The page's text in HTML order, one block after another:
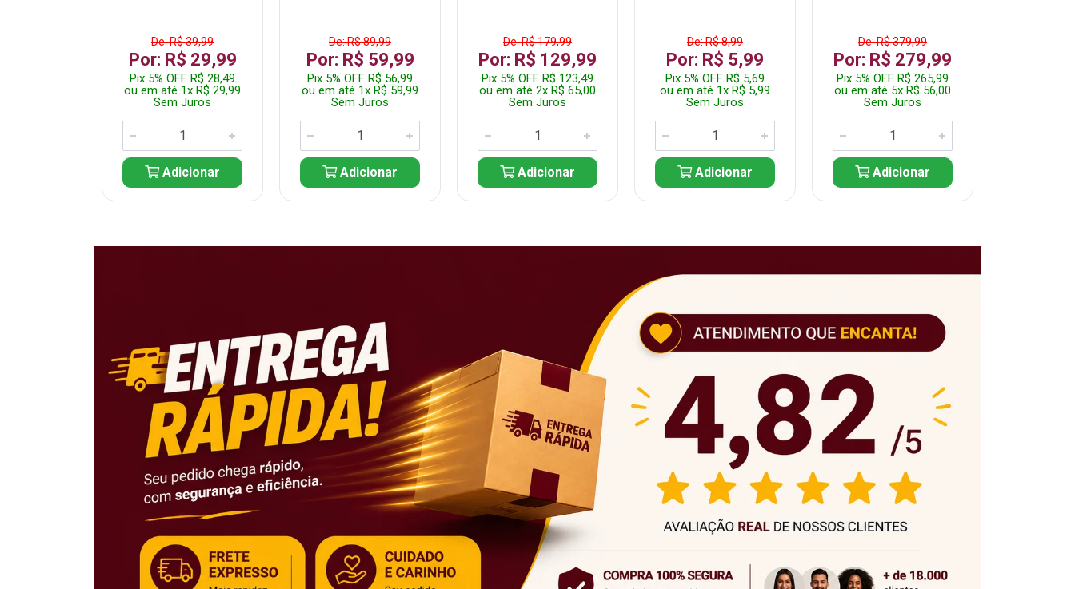
De: R$ 39,99
Por: R$ 29,99
Pix 5% OFF R$ 28,49
ou em até 1x R$ 29,99
Sem Juros
Adicionar
De: R$ 89,99
Por: R$ 59,99
Pix 5% OFF R$ 56,99
ou em até 1x R$ 59,99
Sem Juros
Adicionar
De: R$ 179,99
Por: R$ 129,99
Pix 5% OFF R$ 123,49
ou em até 2x R$ 65,00
Sem Juros
Adicionar
De: R$ 8,99
Por: R$ 5,99
Pix 5% OFF R$ 5,69
ou em até 1x R$ 5,99
Sem Juros
Adicionar
De: R$ 379,99
Por: R$ 279,99
Pix 5% OFF R$ 265,99
ou em até 5x R$ 56,00
Sem Juros
Adicionar